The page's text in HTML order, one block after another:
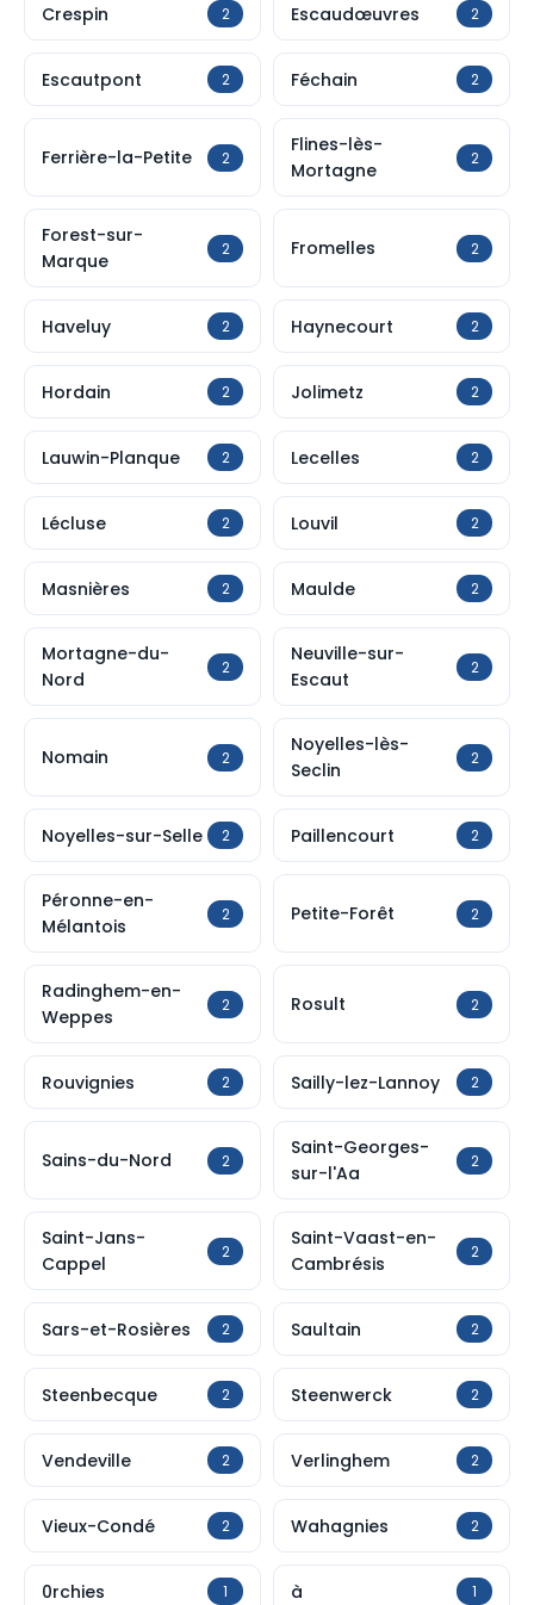
Crespin 2 Escaudœuvres 2
Escautpont 2 Féchain 2
Ferrière-la-Petite 2
Flines-lès-
Mortagne
2
Forest-sur-
Marque
2 Fromelles 2
Haveluy 2 Haynecourt 2
Hordain 2 Jolimetz 2
Lauwin-Planque 2 Lecelles 2
Lécluse 2 Louvil 2
Masnières 2 Maulde 2
Mortagne-du-
Nord
2
Neuville-sur-
Escaut
2
Nomain 2
Noyelles-lès-
Seclin
2
Noyelles-sur-Selle 2 Paillencourt 2
Péronne-en-
Mélantois
2 Petite-Forêt 2
Radinghem-en-
Weppes
2 Rosult 2
Rouvignies 2 Sailly-lez-Lannoy 2
Sains-du-Nord 2
Saint-Georges-
sur-l'Aa
2
Saint-Jans-
Cappel
2
Saint-Vaast-en-
Cambrésis
2
Sars-et-Rosières 2 Saultain 2
Steenbecque 2 Steenwerck 2
Vendeville 2 Verlinghem 2
Vieux-Condé 2 Wahagnies 2
0rchies 1 à 1